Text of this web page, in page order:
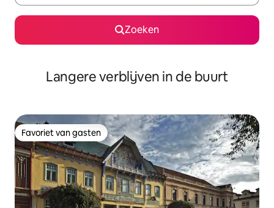
Zoeken
Langere verblijven in de buurt
Favoriet van gasten
Favoriet van gasten